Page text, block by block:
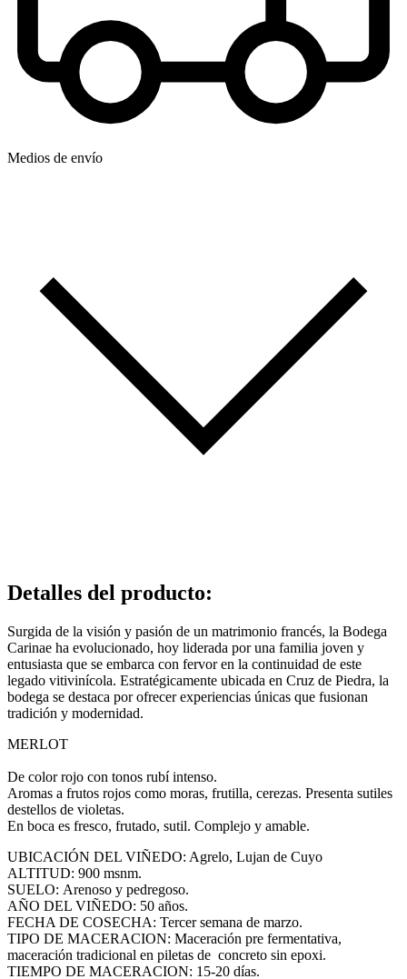
Medios de envío
Detalles del producto:
Surgida de la visión y pasión de un matrimonio francés, la Bodega
Carinae ha evolucionado, hoy liderada por una familia joven y
entusiasta que se embarca con fervor en la continuidad de este
legado vitivinícola. Estratégicamente ubicada en Cruz de Piedra, la
bodega se destaca por ofrecer experiencias únicas que fusionan
tradición y modernidad.
MERLOT
De color rojo con tonos rubí intenso.
Aromas a frutos rojos como moras, frutilla, cerezas. Presenta sutiles
destellos de violetas.
En boca es fresco, frutado, sutil. Complejo y amable.
UBICACIÓN DEL VIÑEDO: Agrelo, Lujan de Cuyo
ALTITUD: 900 msnm.
SUELO: Arenoso y pedregoso.
AÑO DEL VIÑEDO: 50 años.
FECHA DE COSECHA: Tercer semana de marzo.
TIPO DE MACERACION: Maceración pre fermentativa,
maceración tradicional en piletas de concreto sin epoxi.
TIEMPO DE MACERACION: 15-20 días.